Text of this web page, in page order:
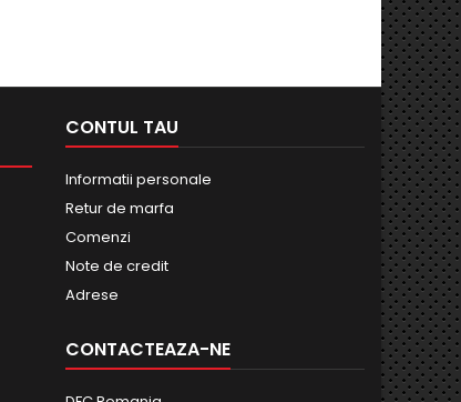
CONTUL TAU
Informatii personale
Retur de marfa
Comenzi
Note de credit
Adrese
CONTACTEAZA-NE